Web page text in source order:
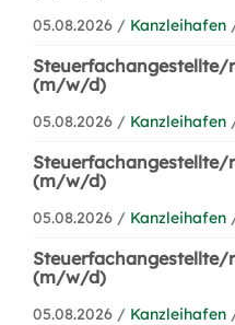
05.08.2026 / Kanzleihafen
Steuerfachangestellte/r
(m/w/d)
05.08.2026 / Kanzleihafen
Steuerfachangestellte/r
(m/w/d)
05.08.2026 / Kanzleihafen
Steuerfachangestellte/r
(m/w/d)
05.08.2026 / Kanzleihafen